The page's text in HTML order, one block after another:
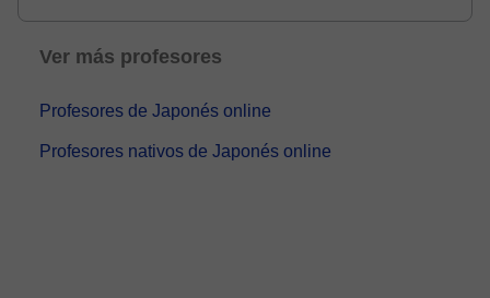
and tell me about your goals and needs!
Ver más profesores
Profesores de Japonés online
Profesores nativos de Japonés online